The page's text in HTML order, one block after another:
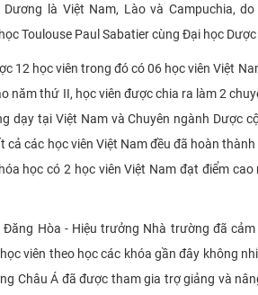
là Việt Nam, Lào và Campuchia,
Toulouse Paul Sabatier cùng Đại học
12 học viên trong đó có 06 học viên Việt
năm thứ II, học viên được chia ra làm 2
dạy tại Việt Nam và Chuyên ngành Dược
cả các học viên Việt Nam đều đã hoàn
học có 2 học viên Việt Nam đạt điểm
Đăng Hòa - Hiệu trưởng Nhà trường đã
viên theo học các khóa gần đây không
Châu Á đã được tham gia trợ giảng và